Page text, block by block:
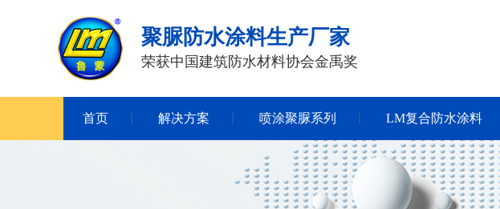
聚脲防水涂料生产厂家
荣获中国建筑防水材料协会金禹奖
首页 解决方案 喷涂聚脲系列 LM复合防水涂料